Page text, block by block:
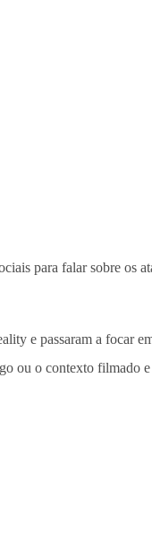
para falar sobre os
e passaram a focar
ou o contexto filmado